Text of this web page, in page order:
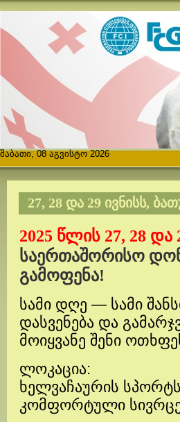
შაბათი, 08 აგვისტო 2026
27, 28 ᲓᲐ 29 ᲘᲕᲜᲘᲡᲡ,
2025 წლის 27, 28 და
საერთაშორისო
გამოფენა!
სამი დღე — სამი
დასვენება და
მოიყვანე შენი
ლოკაცია:
ხელვაჩაურის
კომფორტული სივრცე